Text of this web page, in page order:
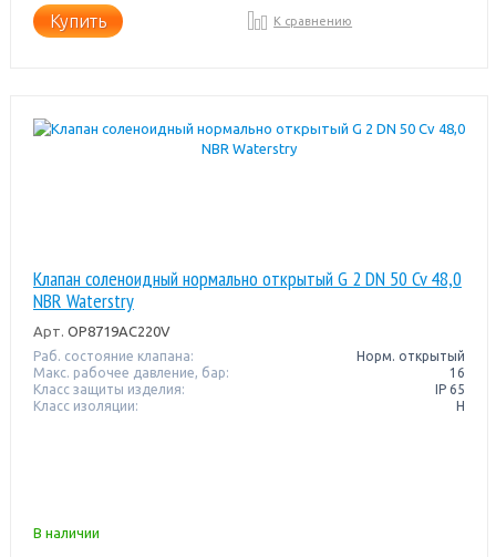
Купить К сравнению
Клапан соленоидный нормально открытый G 2 DN 50 Cv 48,0
NBR Waterstry
Арт. OP8719AC220V
Раб. состояние клапана:
Норм. открытый
Макс. рабочее давление, бар:
16
Класс защиты изделия:
IP 65
Класс изоляции:
H
В наличии